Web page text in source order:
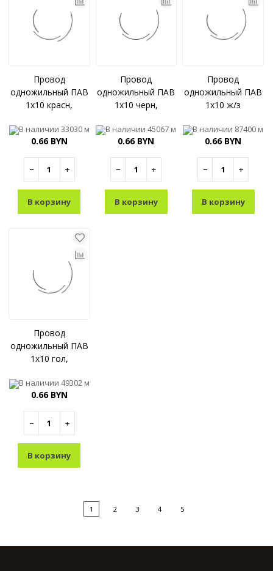
Провод
одножильный ПАВ
1x10 красн,
В наличии 33030 м
0.66 BYN
− +
В корзину
Провод
одножильный ПАВ
1x10 черн,
В наличии45067 м
0.66 BYN
− +
В корзину
Провод
одножильный ПАВ
1x10 ж/з
В наличии 87400 м
0.66 BYN
− +
В корзину
Провод
одножильный ПАВ
1x10 гол,
В наличии 49302 м
0.66 BYN
− +
В корзину
1 2 3 4 5